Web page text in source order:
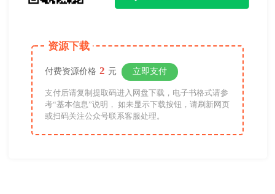
资源下载
付费资源价格 2 元 立即支付
支付后请复制提取码进入网盘下载，电子书格式请参
考“基本信息”说明， 如未显示下载按钮，请刷新网页
或扫码关注公众号联系客服处理。